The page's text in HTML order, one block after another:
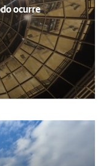
ocurre